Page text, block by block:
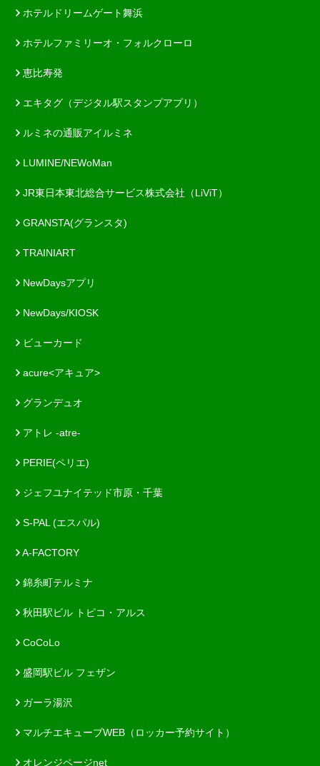
ホテルドリームゲート舞浜
ホテルファミリーオ・フォルクローロ
恵比寿発
エキタグ（デジタル駅スタンプアプリ）
ルミネの通販アイルミネ
LUMINE/NEWoMan
JR東日本東北総合サービス株式会社（LiViT）
GRANSTA(グランスタ)
TRAINIART
NewDaysアプリ
NewDays/KIOSK
ビューカード
acure<アキュア>
グランデュオ
アトレ -atre-
PERIE(ペリエ)
ジェフユナイテッド市原・千葉
S-PAL (エスパル)
A-FACTORY
錦糸町テルミナ
秋田駅ビル トピコ・アルス
CoCoLo
盛岡駅ビル フェザン
ガーラ湯沢
マルチエキューブWEB（ロッカー予約サイト）
オレンジページnet